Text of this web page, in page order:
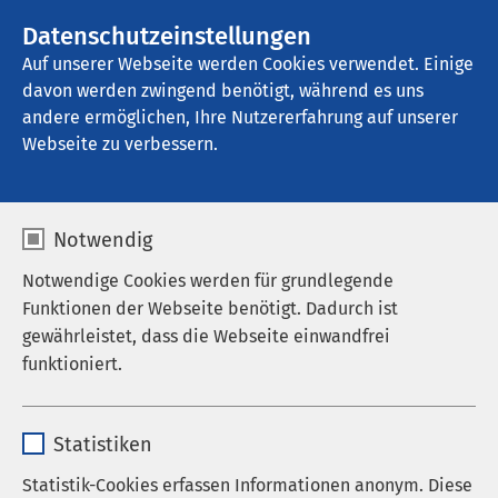
Datenschutzeinstellungen
Auf unserer Webseite werden Cookies verwendet. Einige
davon werden zwingend benötigt, während es uns
andere ermöglichen, Ihre Nutzererfahrung auf unserer
Webseite zu verbessern.
Notwendig
Notwendige Cookies werden für grundlegende
Funktionen der Webseite benötigt. Dadurch ist
gewährleistet, dass die Webseite einwandfrei
funktioniert.
Anbieter sgalinski
Statistiken
Statistik-Cookies erfassen Informationen anonym. Diese
AMEOS Poliklinikum Neubeckum
Karriere
AMEOS als Arbeitgeber
Karriereportal der AMEOS Gruppe